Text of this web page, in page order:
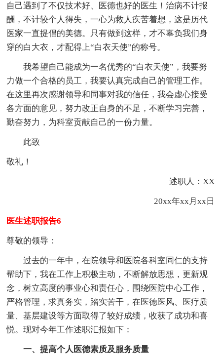
自己遇到了不仅技术好、医德也好的医生！治病不计报
酬，不计较个人得失，一心为救人疾苦着想，这是历代
医家一直提倡的美德。只有做到这样，才不辜负我们身
穿的白大衣，才配得上“白衣天使”的称号。
我希望自己能成为一名优秀的“白衣天使”，我要努
力做一个合格的员工，我要认真完成自己的管理工作。
在这里再次感谢领导和同事对我的信任，我会虚心接受
各方面的意见，努力改正自身的不足，不断学习完善，
勤奋努力，为科室贡献自己的一份力量。
此致
敬礼！
述职人：XX
20xx年xx月xx日
医生述职报告6
尊敬的领导：
过去的一年中，在院领导和医院各科室同仁的支持
帮助下，我在工作上积极主动，不断解放思想，更新观
念，树立高度的事业心和责任心，围绕医院中心工作，
严格管理，求真务实，踏实苦干，在医德医风、医疗质
量、基层建设等方面取得了较好成绩，收获了成功和喜
悦。现对今年工作述职汇报如下：
一、提高个人医德素质及服务质量